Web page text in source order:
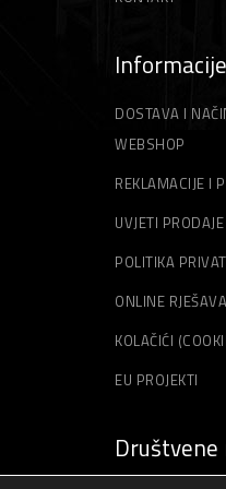
Informacije
DOSTAVA I
WEBSHOP
REKLAMACIJE I
UVJETI
POLITIKA
ONLINE
KOLAČIĆI
EU PROJEKTI
Društvene